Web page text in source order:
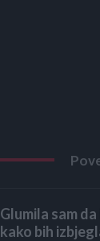
Glumila sam
kako bih